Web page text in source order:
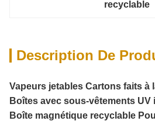
recyclable
Description De
Vapeurs jetables Cartons faits à
Boîtes avec sous-vêtements
Boîte magnétique recyclable